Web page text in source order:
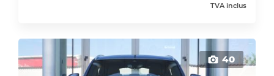
TVA inclus
40